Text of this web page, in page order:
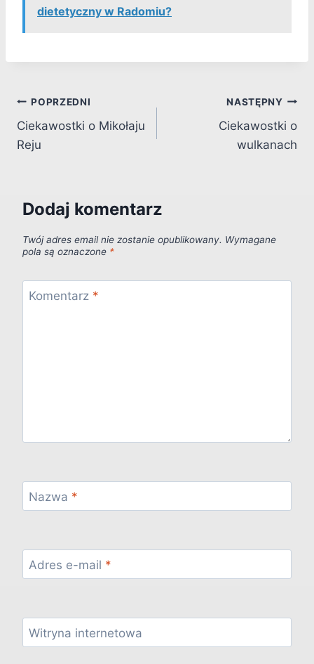
dietetyczny w Radomiu?
Nawigacja
wpisu
POPRZEDNI
Ciekawostki o Mikołaju
Reju
NASTĘPNY
Ciekawostki o
wulkanach
Dodaj komentarz
Twój adres email nie zostanie opublikowany. Wymagane
pola są oznaczone *
Komentarz *
Nazwa *
Adres e-mail *
Witryna internetowa